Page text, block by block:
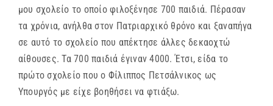
μου σχολείο το οποίο φιλοξένησε 700 παιδιά. Πέρασαν
τα χρόνια, ανήλθα στον Πατριαρχικό θρόνο και ξαναπήγα
σε αυτό το σχολείο που απέκτησε άλλες δεκαοχτώ
αίθουσες. Τα 700 παιδιά έγιναν 4000. Έτσι, είδα το
πρώτο σχολείο που ο Φίλιππος Πετσάλνικος ως
Υπουργός με είχε βοηθήσει να φτιάξω.